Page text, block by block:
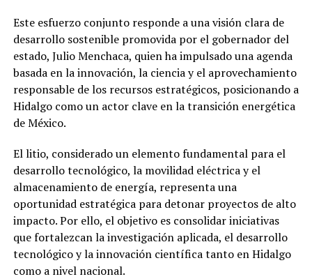
Este esfuerzo conjunto responde a una visión clara de
desarrollo sostenible promovida por el gobernador del
estado, Julio Menchaca, quien ha impulsado una agenda
basada en la innovación, la ciencia y el aprovechamiento
responsable de los recursos estratégicos, posicionando a
Hidalgo como un actor clave en la transición energética
de México.
El litio, considerado un elemento fundamental para el
desarrollo tecnológico, la movilidad eléctrica y el
almacenamiento de energía, representa una
oportunidad estratégica para detonar proyectos de alto
impacto. Por ello, el objetivo es consolidar iniciativas
que fortalezcan la investigación aplicada, el desarrollo
tecnológico y la innovación científica tanto en Hidalgo
como a nivel nacional.